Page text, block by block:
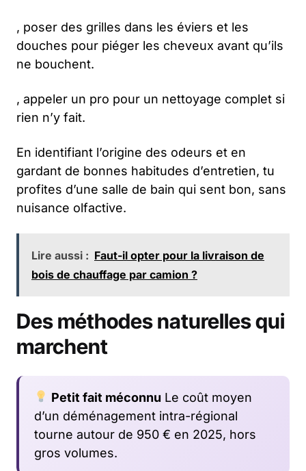
, poser des grilles dans les éviers et les
douches pour piéger les cheveux avant qu’ils
ne bouchent.
, appeler un pro pour un nettoyage complet si
rien n’y fait.
En identifiant l’origine des odeurs et en
gardant de bonnes habitudes d’entretien, tu
profites d’une salle de bain qui sent bon, sans
nuisance olfactive.
Lire aussi : Faut-il opter pour la livraison de
bois de chauffage par camion ?
Des méthodes naturelles qui
marchent
Petit fait méconnu Le coût moyen
d’un déménagement intra-régional
tourne autour de 950 € en 2025, hors
gros volumes.